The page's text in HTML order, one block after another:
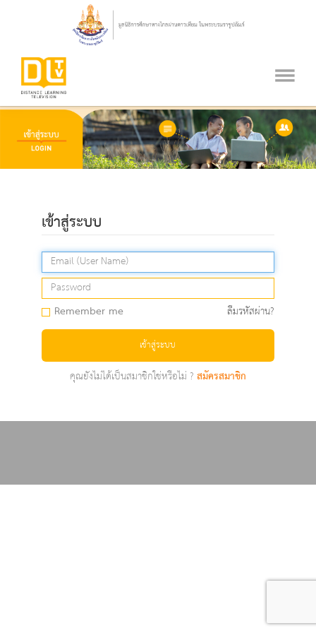
เข้าสู่ระบบ
Remember me ลืมรหัสผ่าน?
เข้าสู่ระบบ
คุณยังไม่ได้เป็นสมาชิกใช่หรือไม่ ?สมัครสมาชิก